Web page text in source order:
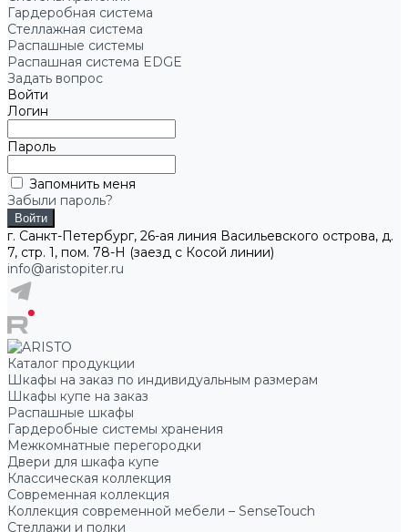
Гардеробная система
Стеллажная система
Распашные системы
Распашная система EDGE
Задать вопрос
Войти
Логин
Пароль
Запомнить меня
Забыли пароль?
г. Санкт-Петербург, 26-ая линия Васильевского острова, д.
7, стр. 1, пом. 78-Н (заезд с Косой линии)
info@aristopiter.ru
Каталог продукции
Шкафы на заказ по индивидуальным размерам
Шкафы купе на заказ
Распашные шкафы
Гардеробные системы хранения
Межкомнатные перегородки
Двери для шкафа купе
Классическая коллекция
Современная коллекция
Коллекция современной мебели – SenseTouch
Стеллажи и полки